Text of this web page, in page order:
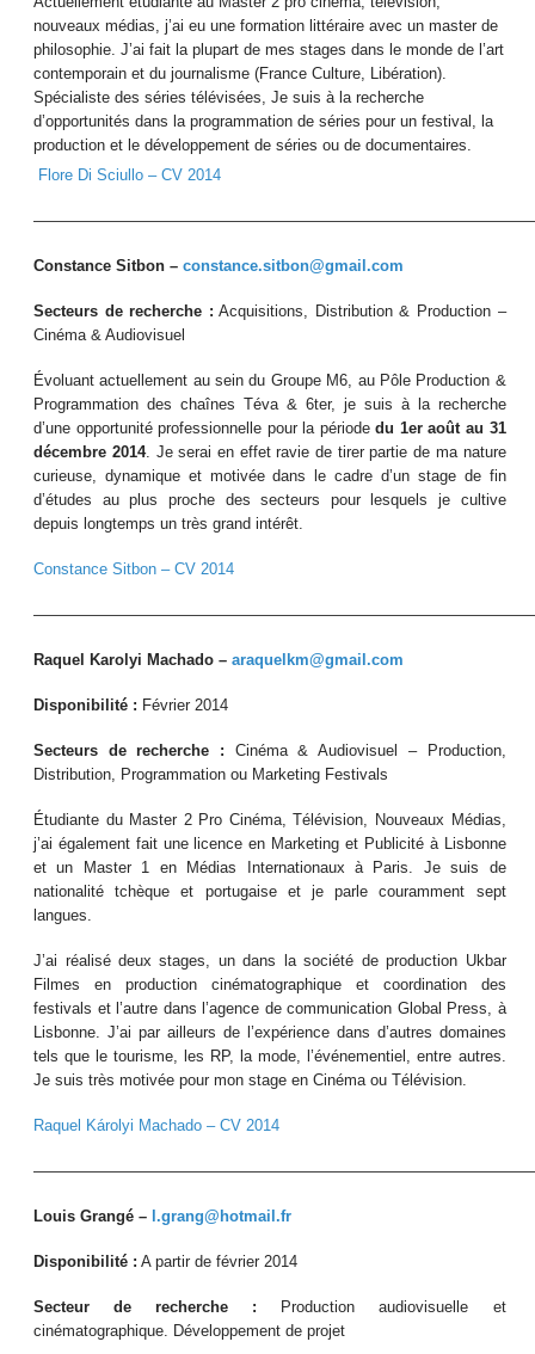
nouveaux médias, j’ai eu une formation littéraire avec un master de
philosophie. J’ai fait la plupart de mes stages dans le monde de l’art
contemporain et du journalisme (France Culture, Libération).
Spécialiste des séries télévisées, Je suis à la recherche
d’opportunités dans la programmation de séries pour un festival, la
production et le développement de séries ou de documentaires.
Flore Di Sciullo – CV 2014
Constance Sitbon –constance.sitbon@gmail.com
Secteurs de recherche : Acquisitions, Distribution & Production –
Cinéma & Audiovisuel
Évoluant actuellement au sein du Groupe M6, au Pôle Production &
Programmation des chaînes Téva & 6ter, je suis à la recherche
d’une opportunité professionnelle pour la périodedu 1er août au 31
décembre 2014. Je serai en effet ravie de tirer partie de ma nature
curieuse, dynamique et motivée dans le cadre d’un stage de fin
d’études au plus proche des secteurs pour lesquels je cultive
depuis longtemps un très grand intérêt.
Constance Sitbon – CV 2014
Raquel Karolyi Machado –araquelkm@gmail.com
Disponibilité : Février 2014
Secteurs de recherche : Cinéma & Audiovisuel – Production,
Distribution, Programmation ou Marketing Festivals
Étudiante du Master 2 Pro Cinéma, Télévision, Nouveaux Médias,
j’ai également fait une licence en Marketing et Publicité à Lisbonne
et un Master 1 en Médias Internationaux à Paris. Je suis de
nationalité tchèque et portugaise et je parle couramment sept
langues.
J’ai réalisé deux stages, un dans la société de production Ukbar
Filmes en production cinématographique et coordination des
festivals et l’autre dans l’agence de communication Global Press, à
Lisbonne. J’ai par ailleurs de l’expérience dans d’autres domaines
tels que le tourisme, les RP, la mode, l’événementiel, entre autres.
Je suis très motivée pour mon stage en Cinéma ou Télévision.
Raquel Károlyi Machado – CV 2014
Louis Grangé – l.grang@hotmail.fr
Disponibilité : A partir de février 2014
Secteur de recherche : Production audiovisuelle et
cinématographique. Développement de projet